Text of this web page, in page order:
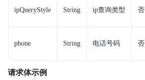
ipQueryStyle String ip查询类型 否
phone String 电话号码 否
请求体示例